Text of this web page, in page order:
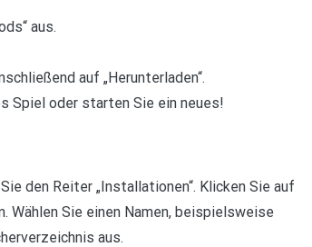
aus.
auf „Herunterladen“.
Spiel oder starten Sie ein neues!
den Reiter „Installationen“. Klicken Sie auf
Wählen Sie einen Namen, beispielsweise
aus.